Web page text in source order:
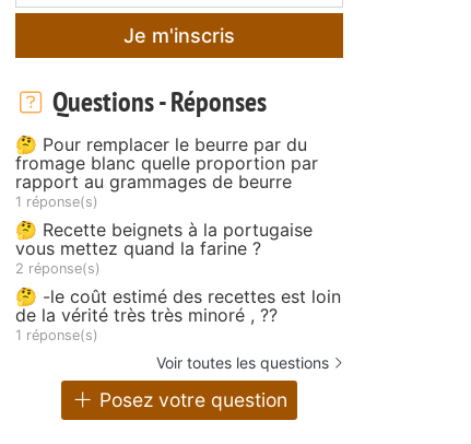
Je m'inscris
Questions - Réponses
🤔 Pour remplacer le beurre par du
fromage blanc quelle proportion par
rapport au grammages de beurre
1 réponse(s)
🤔 Recette beignets à la portugaise
vous mettez quand la farine ?
2 réponse(s)
🤔 -le coût estimé des recettes est loin
de la vérité très très minoré , ??
1 réponse(s)
Voir toutes les questions
Posez votre question